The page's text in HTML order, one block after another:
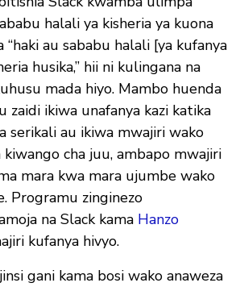
halali ya kisheria ya kuona
“haki au sababu halali [ya kufanya
husika,” hii ni kulingana na
mada hiyo. Mambo huenda
zaidi ikiwa unafanya kazi katika
serikali au ikiwa mwajiri wako
cha juu, ambapo mwajiri
mara kwa mara ujumbe wako
Programu zinginezo
na Slack kama Hanzo
kufanya hivyo.
gani kama bosi wako anaweza